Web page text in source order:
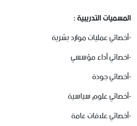
المسميات التدريبية :
-أخصائي عمليات موارد بشرية
-اخصائي أداء مؤسسي
-أخصائي جودة
-أخصائي علوم سياسية
-أخصائي علاقات عامة